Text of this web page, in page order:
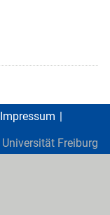
Impressum
Universität Freiburg